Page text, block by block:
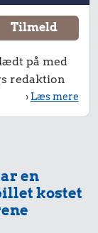
på med
redaktion
› Læs mere
en
kostet